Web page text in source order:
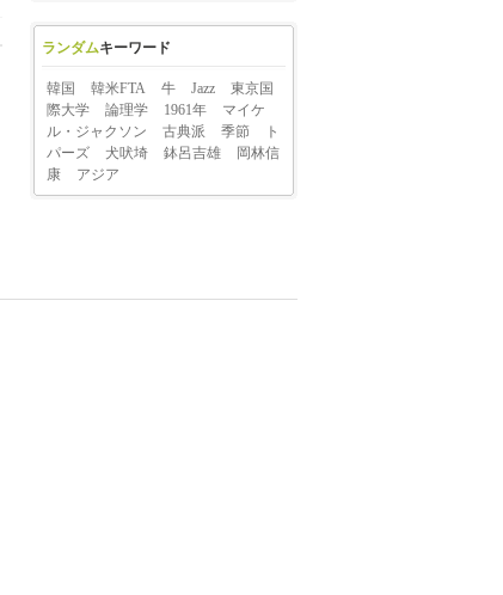
ランダムキーワード
韓国 韓米FTA 牛 Jazz
東京国
際大学
論理学 1961年
マイケ
ル・ジャクソン
古典派 季節
ト
パーズ
犬吠埼 鉢呂吉雄
岡林信
康
アジア